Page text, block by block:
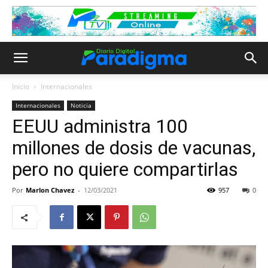
Inicio Internacionales
Internacionales Noticia
EEUU administra 100
millones de dosis de vacunas,
pero no quiere compartirlas
Por Marlon Chavez - 12/03/2021 0
957